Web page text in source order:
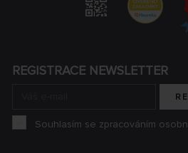
REGISTRACE NEWSLETTER
Souhlasím se zpracováním